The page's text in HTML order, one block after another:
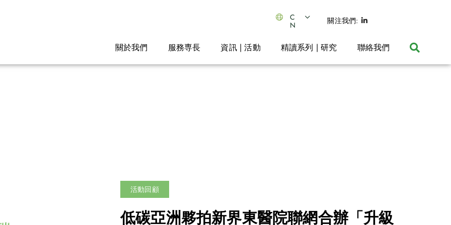
C
N 關注我們:
關於我們 服務専長 資訊 | 活動 精讀系列 | 研究 聯絡我們
活動回顧
低碳亞洲夥拍新界東醫院聯網合辦「升級